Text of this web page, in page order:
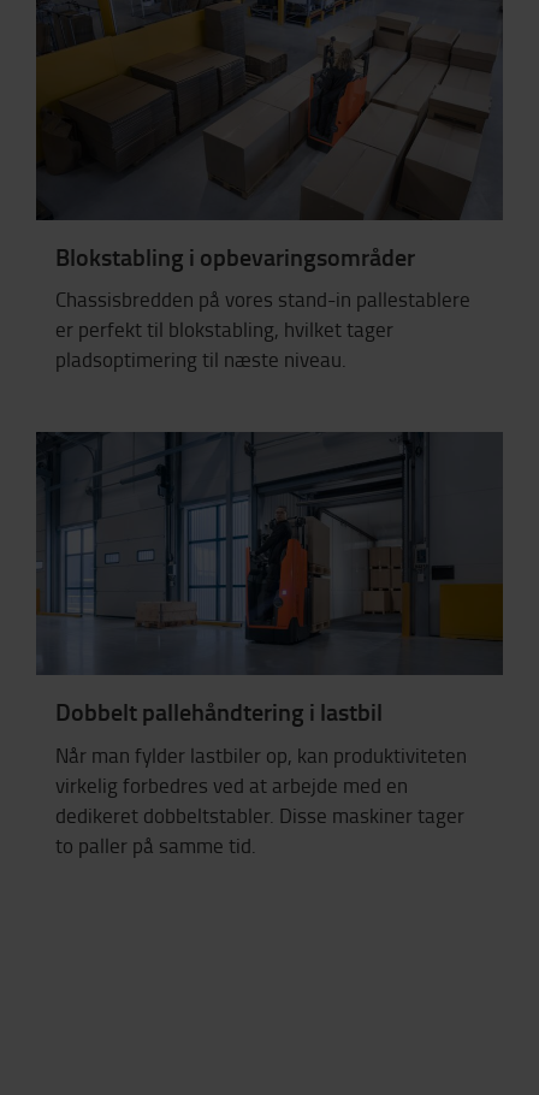
Blokstabling i opbevaringsområder
Chassisbredden på vores stand-in pallestablere
er perfekt til blokstabling, hvilket tager
pladsoptimering til næste niveau.
Dobbelt pallehåndtering i lastbil
Når man fylder lastbiler op, kan produktiviteten
virkelig forbedres ved at arbejde med en
dedikeret dobbeltstabler. Disse maskiner tager
to paller på samme tid.